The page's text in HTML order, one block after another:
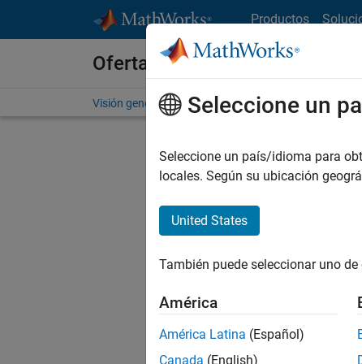
Productos
Ofertas de empleo en
Visión general Búsqueda de empleo Oficinas
No se
Seleccione un
Seleccione un país/idioma para
locales. Según su ubicación
United States
También puede seleccionar uno
América
América Latina (Español)
Canada (English)